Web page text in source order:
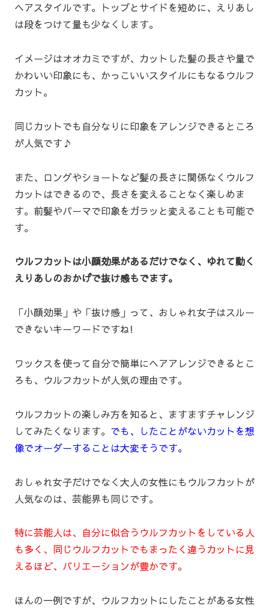
ヘアスタイルです。トップとサイドを短めに、えりあし
は段をつけて量も少なくします。
イメージはオオカミですが、カットした髪の長さや量で
かわいい印象にも、かっこいいスタイルにもなるウルフ
カット。
同じカットでも自分なりに印象をアレンジできるところ
が人気です♪
また、ロングやショートなど髪の長さに関係なくウルフ
カットはできるので、長さを変えることなく楽しめま
す。前髪やパーマで印象をガラッと変えることも可能で
す。
ウルフカットは小顔効果があるだけでなく、ゆれて動く
えりあしのおかげで抜け感もでます。
「小顔効果」や「抜け感」って、おしゃれ女子はスルー
できないキーワードですね!
ワックスを使って自分で簡単にヘアアレンジできるとこ
ろも、ウルフカットが人気の理由です。
ウルフカットの楽しみ方を知ると、ますますチャレンジ
してみたくなります。 でも、したことがないカットを想
像でオーダーすることは大変そうです。
おしゃれ女子だけでなく大人の女性にもウルフカットが
人気なのは、芸能界も同じです。
特に芸能人は、自分に似合うウルフカットをしている人
も多く、同じウルフカットでもまったく違うカットに見
えるほど、バリエーションが豊かです。
ほんの一例ですが、ウルフカットにしたことがある女性